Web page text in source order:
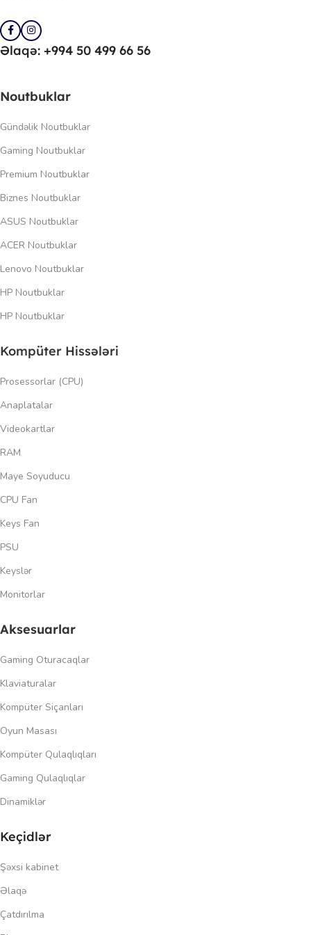
Əlaqə: +994 50 499 66 56
Noutbuklar
Gündəlik Noutbuklar
Gaming Noutbuklar
Premium Noutbuklar
Biznes Noutbuklar
ASUS Noutbuklar
ACER Noutbuklar
Lenovo Noutbuklar
HP Noutbuklar
HP Noutbuklar
Kompüter Hissələri
Prosessorlar (CPU)
Anaplatalar
Videokartlar
RAM
Maye Soyuducu
CPU Fan
Keys Fan
PSU
Keyslər
Monitorlar
Aksesuarlar
Gaming Oturacaqlar
Klaviaturalar
Kompüter Siçanları
Oyun Masası
Kompüter Qulaqlıqları
Gaming Qulaqlıqlar
Dinamiklər
Keçidlər
Şəxsi kabinet
Əlaqə
Çatdırılma